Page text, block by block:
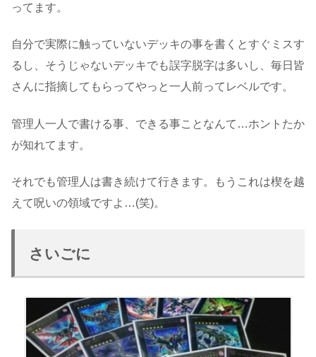
ってます。
自分で実際に触っていないデッキの事を書くとすぐミスす
るし、そうじゃないデッキでも誤字脱字は多いし、毎日皆
さんに指摘してもらってやっと一人前ってレベルです。
管理人一人で書ける事、できる事ことなんて…ホントたか
が知れてます。
それでも管理人は書き続けて行きます。もうこれは楔を越
えて呪いの領域ですよ…(笑)。
さいごに